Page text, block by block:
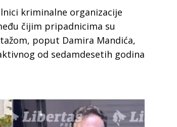
kriminalne organizacije
čijim pripadnicima su
poput Damira Mandića,
od sedamdesetih godina